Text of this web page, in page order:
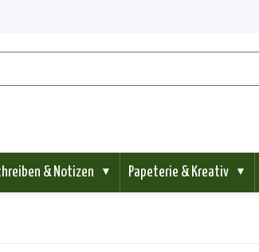
& Notizen ▼ Papeterie & Kreativ ▼